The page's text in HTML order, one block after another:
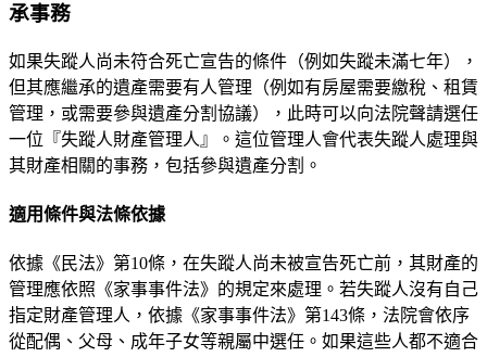
承事務
如果失蹤人尚未符合死亡宣告的條件（例如失蹤未滿七年），
但其應繼承的遺產需要有人管理（例如有房屋需要繳稅、租賃
管理，或需要參與遺產分割協議），此時可以向法院聲請選任
一位『失蹤人財產管理人』。這位管理人會代表失蹤人處理與
其財產相關的事務，包括參與遺產分割。
適用條件與法條依據
依據《民法》第10條，在失蹤人尚未被宣告死亡前，其財產的
管理應依照《家事事件法》的規定來處理。若失蹤人沒有自己
指定財產管理人，依據《家事事件法》第143條，法院會依序
從配偶、父母、成年子女等親屬中選任。如果這些人都不適合